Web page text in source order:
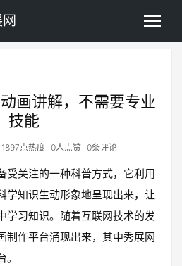
画讲解，不需要专业
技能
1897点热度 0人点赞 0条评论
受关注的一种科普方式，它利用
学知识生动形象地呈现出来，让
学习知识。随着互联网技术的发
制作平台涌现出来，其中秀展网